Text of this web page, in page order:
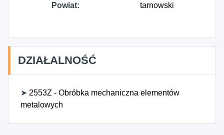
Powiat: tarnowski
DZIAŁALNOŚĆ
➤ 2553Z - Obróbka mechaniczna elementów
metalowych